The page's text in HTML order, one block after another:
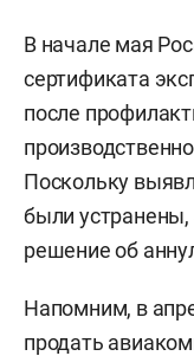
В начале мая
сертификата
после
Поскольку
были
решение об
Напомним, в
продать